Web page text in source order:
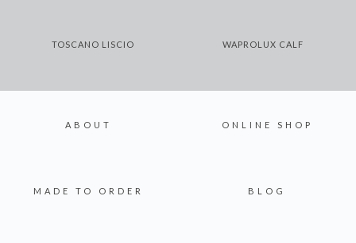
TOSCANO LISCIO WAPROLUX CALF
ABOUT ONLINE SHOP
MADE TO ORDER BLOG